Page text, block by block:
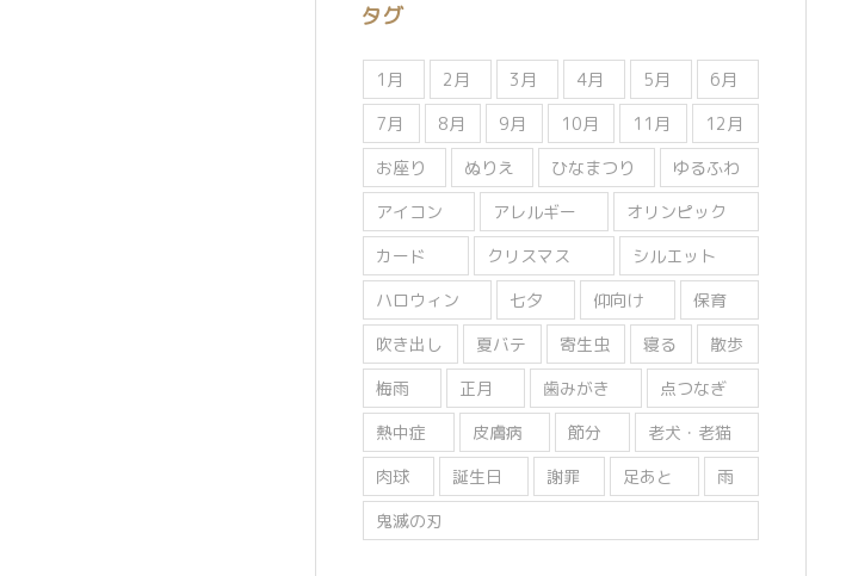
ー
タグ
1月 2月 3月 4月 5月
6月
7月
8月 9月 10月 11月
12月
お座り
ぬりえ ひなまつり
ゆるふわ
アイコン
アレルギー
オリンピック
カード
クリスマス
シルエット
ハロウィン
七夕 仰向け
保育
吹き出し
夏バテ 寄生虫 寝る
散歩
梅雨
正月 歯みがき
点つなぎ
熱中症
皮膚病 節分
老犬・老猫
肉球
誕生日 謝罪 足あと
雨
鬼滅の刃